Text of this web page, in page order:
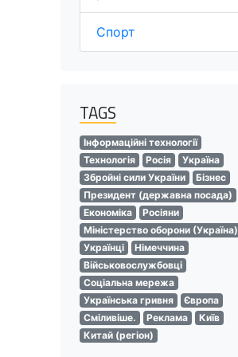
Спорт
TAGS
Інформаційні технології
Технологія
Росія
Україна
Збройні сили України
Бізнес
Президент (державна посада)
Економіка
Росіяни
Міністерство оборони (Україна)
Українці
Німеччина
Військовослужбовці
Соціальна мережа
Українська гривня
Європа
Сміливіше.
Реклама
Київ
Китай (регіон)